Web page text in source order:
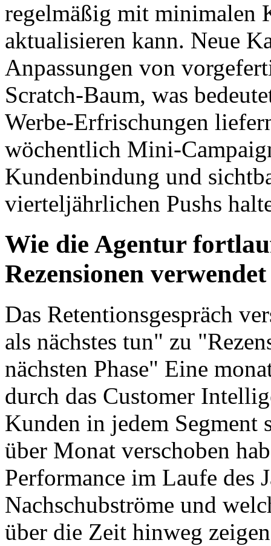
regelmäßig mit minimalen
aktualisieren kann. Neue
Anpassungen von
Scratch-Baum, was
Werbe-Erfrischungen
wöchentlich Mini-
Kundenbindung und
vierteljährlichen Pushs
Wie die Agentur
Rezensionen verwendet
Das Retentionsgespräch
als nächstes tun" zu
nächsten Phase" Eine
durch das Customer
Kunden in jedem Segment
über Monat verschoben
Performance im Laufe des
Nachschubströme und
über die Zeit hinweg